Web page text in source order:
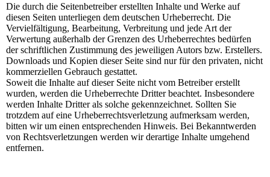
Die durch die Seitenbetreiber erstellten Inhalte und Werke auf
diesen Seiten unterliegen dem deutschen Urheberrecht. Die
Vervielfältigung, Bearbeitung, Verbreitung und jede Art der
Verwertung außerhalb der Grenzen des Urheberrechtes bedürfen
der schriftlichen Zustimmung des jeweiligen Autors bzw. Erstellers.
Downloads und Kopien dieser Seite sind nur für den privaten, nicht
kommerziellen Gebrauch gestattet.
Soweit die Inhalte auf dieser Seite nicht vom Betreiber erstellt
wurden, werden die Urheberrechte Dritter beachtet. Insbesondere
werden Inhalte Dritter als solche gekennzeichnet. Sollten Sie
trotzdem auf eine Urheberrechtsverletzung aufmerksam werden,
bitten wir um einen entsprechenden Hinweis. Bei Bekanntwerden
von Rechtsverletzungen werden wir derartige Inhalte umgehend
entfernen.